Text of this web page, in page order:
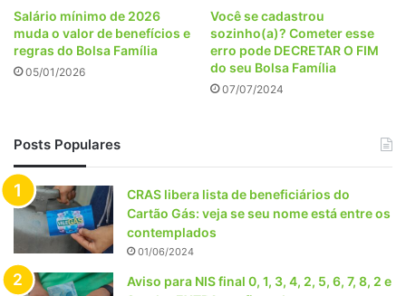
Salário mínimo de 2026
muda o valor de benefícios e
regras do Bolsa Família
05/01/2026
Você se cadastrou
sozinho(a)? Cometer esse
erro pode DECRETAR O FIM
do seu Bolsa Família
07/07/2024
Posts Populares
CRAS libera lista de beneficiários do
Cartão Gás: veja se seu nome está entre os
contemplados
01/06/2024
Aviso para NIS final 0, 1, 3, 4, 2, 5, 6, 7, 8, 2 e